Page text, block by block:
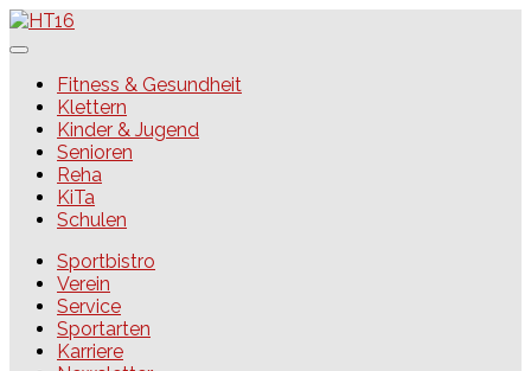
Skip
to
HT16Fitness & Gesundheit
Klettern
Kinder & Jugend
Senioren
Reha
KiTa
Schulen
Sportbistro
Verein
Service
Sportarten
Karriere